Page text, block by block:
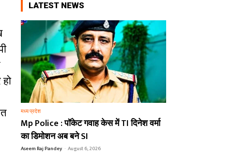
LATEST NEWS
मध्य प्रदेश
Mp Police : पॉकेट गवाह केस में TI दिनेश वर्मा
का डिमोशन अब बने SI
Aseem Raj Pandey - August 6, 2026